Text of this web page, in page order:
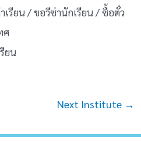
เรียน / ขอวีซ่านักเรียน / ซื้อตั๋ว
ศ
ยน
Next Institute →